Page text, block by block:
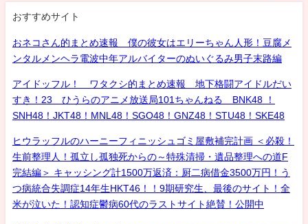
おすすめサイト
おネコさん的まとめ速報 僕の彼女はエリーちゃん人形！豆腐メ
ンタルメンヘラ電波中年アルバイターのぬいぐるみ男子末路編
アイドッフル！ ワタクシ的まとめ速報 地下格闘アイドルだい
すき！23 ひうらのアニメ放送局101ちゃんねる BNK48 ！
SNH48！JKT48！MNL48！SGO48！GNZ48！STU48！SKE48
ヒウラッフルのハーニーフィニッシュゴミ屋敷補完計画 ＜必殺！
生前整理人！孤立し孤独死からの～特殊清掃・遺品整理への道F
完結編＞ キャッシング計1500万返済：厨二病借金3500万円！う
つ病統合失調症14年生HKT46！！9期研究生、最後のサイト！全
米が泣いた！認知症鬱病60代のラストサイト絶賛！公開中